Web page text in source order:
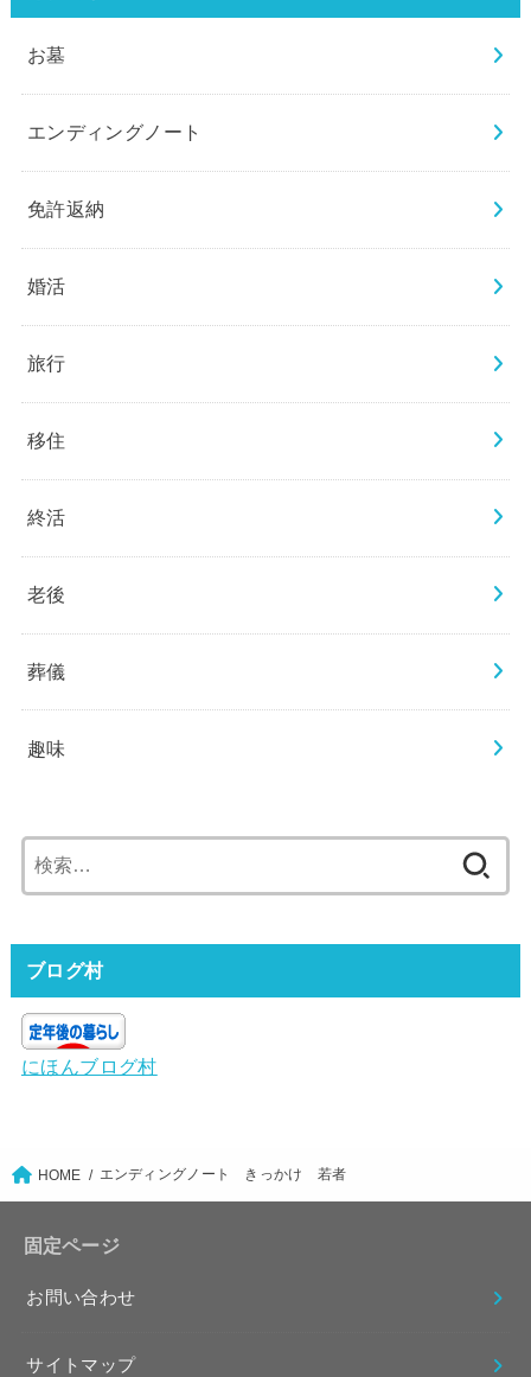
お墓
エンディングノート
免許返納
婚活
旅行
移住
終活
老後
葬儀
趣味
索:
ブログ村
にほんブログ村
HOME エンディングノート きっかけ 若者
固定ページ
お問い合わせ
サイトマップ